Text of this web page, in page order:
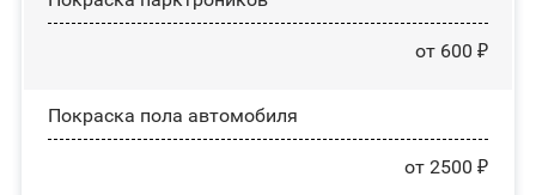
от 600 ₽
Покраска пола автомобиля
от 2500 ₽